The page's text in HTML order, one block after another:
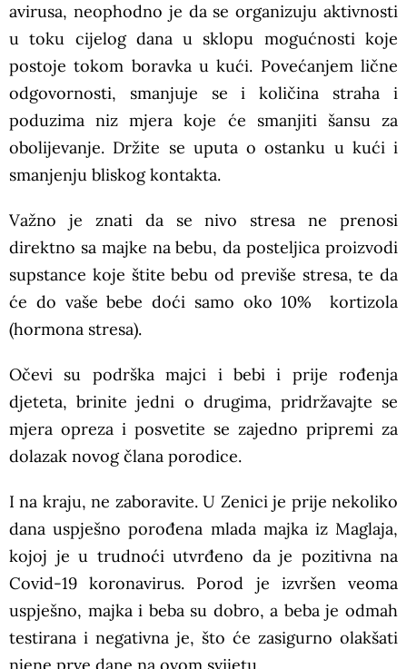
avirusa, neophodno je da se organizuju aktivnosti
u toku cijelog dana u sklopu mogućnosti koje
postoje tokom boravka u kući. Povećanjem lične
odgovornosti, smanjuje se i količina straha i
poduzima niz mjera koje će smanjiti šansu za
obolijevanje. Držite se uputa o ostanku u kući i
smanjenju bliskog kontakta.
Važno je znati da se nivo stresa ne prenosi
direktno sa majke na bebu, da posteljica proizvodi
supstance koje štite bebu od previše stresa, te da
će do vaše bebe doći samo oko 10% kortizola
(hormona stresa).
Očevi su podrška majci i bebi i prije rođenja
djeteta, brinite jedni o drugima, pridržavajte se
mjera opreza i posvetite se zajedno pripremi za
dolazak novog člana porodice.
I na kraju, ne zaboravite. U Zenici je prije nekoliko
dana uspješno porođena mlada majka iz Maglaja,
kojoj je u trudnoći utvrđeno da je pozitivna na
Covid-19 koronavirus. Porod je izvršen veoma
uspješno, majka i beba su dobro, a beba je odmah
testirana i negativna je, što će zasigurno olakšati